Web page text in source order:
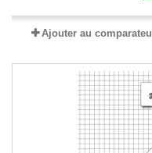
Ajouter au